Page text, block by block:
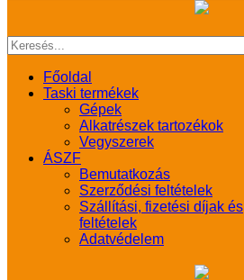
Főoldal
Taski termékek
Gépek
Alkatrészek tartozékok
Vegyszerek
ÁSZF
Bemutatkozás
Szerződési feltételek
Szállítási, fizetési díjak és
feltételek
Adatvédelem